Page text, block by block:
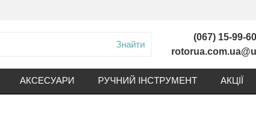
Знайти
(067) 15-99-
АКСЕСУАРИ РУЧНИЙ ІНСТРУМЕНТ АКЦІЇ